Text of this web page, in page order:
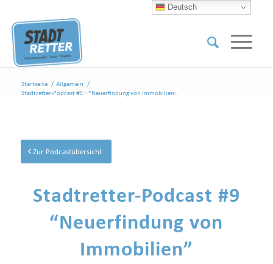
Startseite / Allgemein
/
Stadtretter-Podcast #9 – “Neuerfindung von Immobilien̶...
Zur Podcastübersicht
Stadtretter-Podcast #9
“Neuerfindung von
Immobilien”
Deutsch